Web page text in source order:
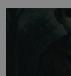
vyhýbají! Už